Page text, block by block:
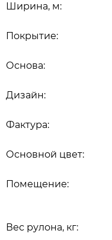
Ширина, м:
Вес рулона, кг:
Основной цвет:
Дизайн:
Основа:
Покрытие:
Помещение:
Фактура: